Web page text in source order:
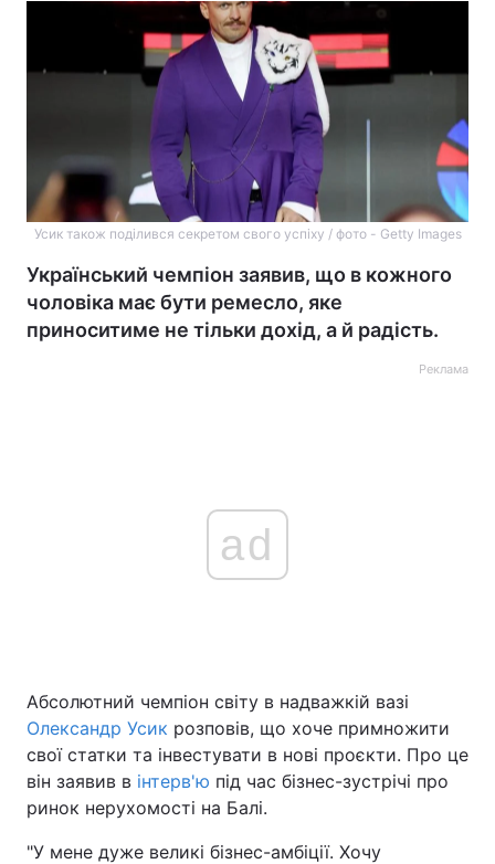
Усик також поділився секретом свого успіху / фото - Getty Images
Український чемпіон заявив, що в кожного
чоловіка має бути ремесло, яке
приноситиме не тільки дохід, а й радість.
Реклама
ad
Абсолютний чемпіон світу в надважкій вазі
Олександр Усик розповів, що хоче примножити
свої статки та інвестувати в нові проєкти. Про це
він заявив в інтерв'ю під час бізнес-зустрічі про
ринок нерухомості на Балі.
"У мене дуже великі бізнес-амбіції. Хочу